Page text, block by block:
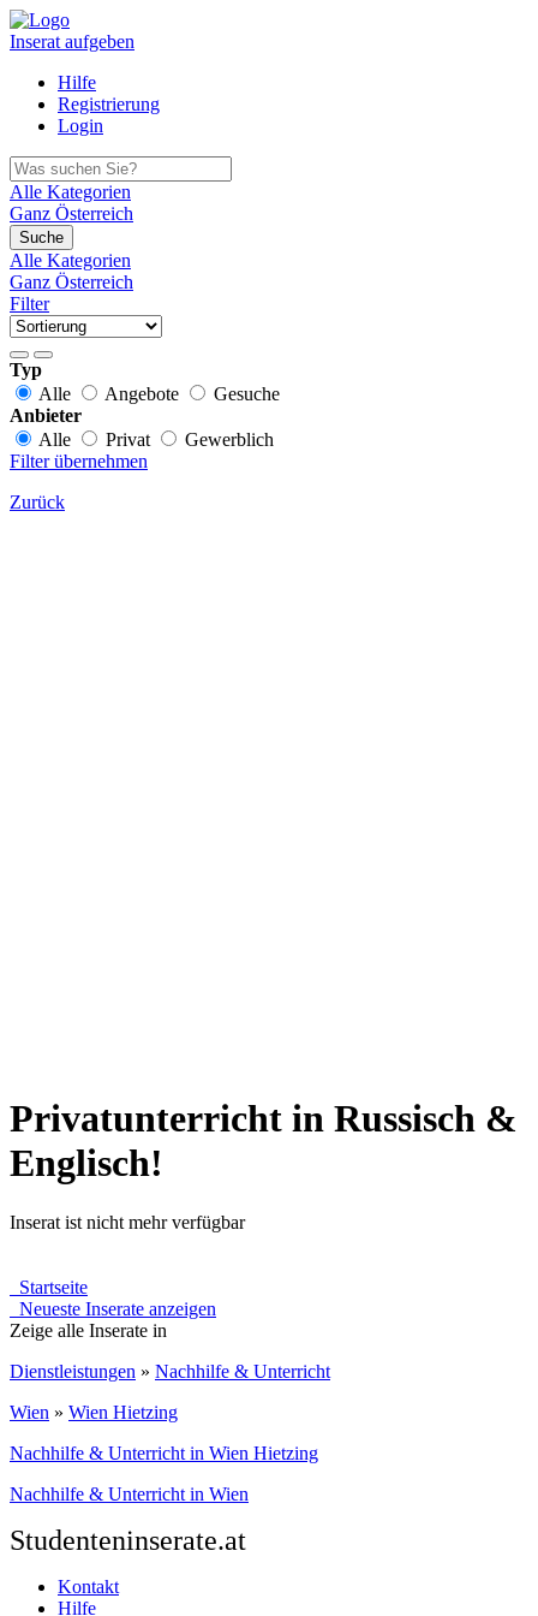
Inserat aufgeben
Hilfe
Registrierung
Login
Alle Kategorien
Ganz Österreich
Suche
Alle Kategorien
Ganz Österreich
Filter
Typ
Alle
Angebote
Gesuche
Anbieter
Alle
Privat
Gewerblich
Filter übernehmen
Zurück
Privatunterricht in Russisch &
Englisch!
Inserat ist nicht mehr verfügbar
Startseite
Neueste Inserate anzeigen
Zeige alle Inserate in
Dienstleistungen » Nachhilfe & Unterricht
Wien » Wien Hietzing
Nachhilfe & Unterricht in Wien Hietzing
Nachhilfe & Unterricht in Wien
Studenteninserate.at
Kontakt
Hilfe